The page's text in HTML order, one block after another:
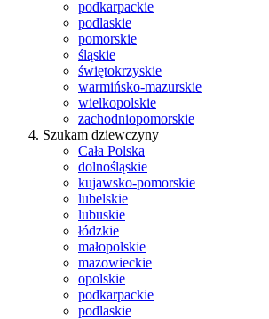
podkarpackie
podlaskie
pomorskie
śląskie
świętokrzyskie
warmińsko-mazurskie
wielkopolskie
zachodniopomorskie
Szukam dziewczyny
Cała Polska
dolnośląskie
kujawsko-pomorskie
lubelskie
lubuskie
łódzkie
małopolskie
mazowieckie
opolskie
podkarpackie
podlaskie